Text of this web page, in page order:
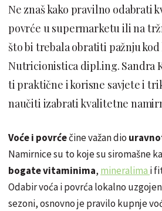
Ne znaš kako pravilno odabrati
povrće u supermarketu ili na
što bi trebala obratiti pažnju
Nutricionistica dipl.ing. Sandra
ti praktične i korisne savjete i
naučiti izabrati kvalitetne
Voće i povrćečine važan dio
Namirnice su to koje su siromašne
bogate vitaminima, mineralima i
Odabir voća i povrća lokalno
sezoni, osnovno je pravilo kupnje